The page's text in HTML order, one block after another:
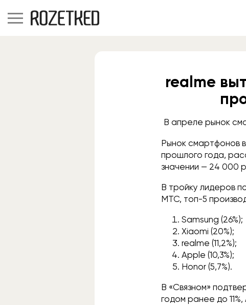
realme
В апреле рынок
Рынок смартфонов
прошлого года,
значении — 24 000
В тройку лидеров
МТС, топ-5
Samsung (26%);
Xiaomi (20%);
realme (11,2%);
Apple (10,3%);
Honor (5,7%).
В «Связном»
годом ранее до